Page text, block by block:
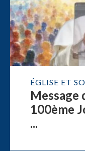
ÉGLISE ET
Message
100ème
...